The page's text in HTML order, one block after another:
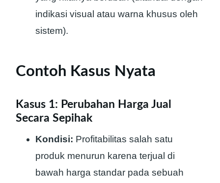
indikasi visual atau warna khusus oleh
sistem).
Contoh Kasus Nyata
Kasus 1: Perubahan Harga Jual
Secara Sepihak
Kondisi: Profitabilitas salah satu
produk menurun karena terjual di
bawah harga standar pada sebuah